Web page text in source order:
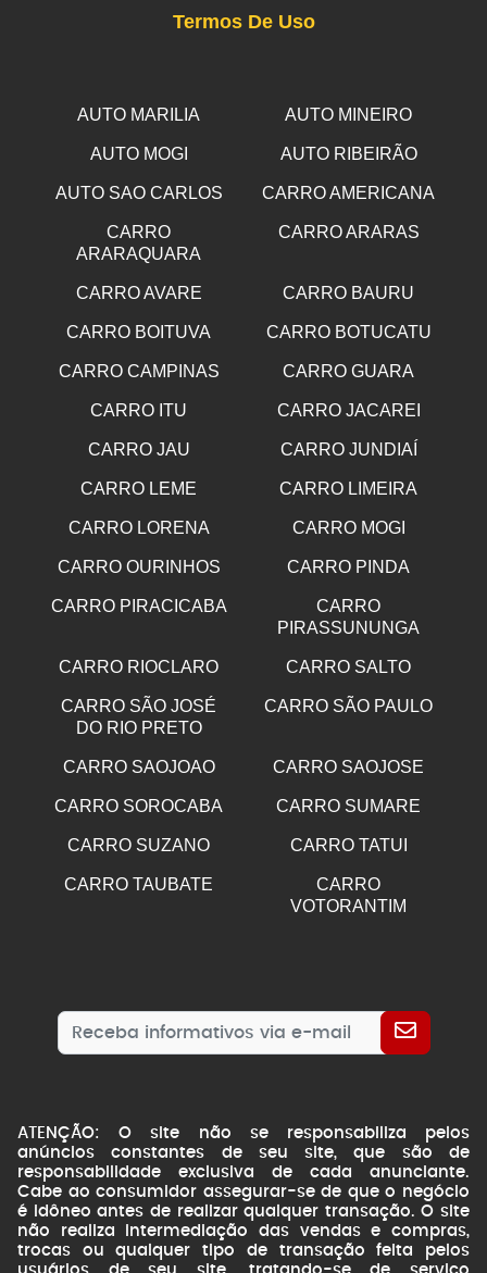
Termos De Uso
AUTO MARILIA AUTO MINEIRO
AUTO MOGI AUTO RIBEIRÃO
AUTO SAO CARLOS CARRO AMERICANA
CARRO
ARARAQUARA
CARRO ARARAS
CARRO AVARE CARRO BAURU
CARRO BOITUVA CARRO BOTUCATU
CARRO CAMPINAS CARRO GUARA
CARRO ITU CARRO JACAREI
CARRO JAU CARRO JUNDIAÍ
CARRO LEME CARRO LIMEIRA
CARRO LORENA CARRO MOGI
CARRO OURINHOS CARRO PINDA
CARRO PIRACICABA
CARRO
PIRASSUNUNGA
CARRO RIOCLARO CARRO SALTO
CARRO SÃO JOSÉ
DO RIO PRETO
CARRO SÃO PAULO
CARRO SAOJOAO CARRO SAOJOSE
CARRO SOROCABA CARRO SUMARE
CARRO SUZANO CARRO TATUI
CARRO TAUBATE
CARRO
VOTORANTIM
ATENÇÃO: O site não se responsabiliza pelos
anúncios constantes de seu site, que são de
responsabilidade exclusiva de cada anunciante.
Cabe ao consumidor assegurar-se de que o negócio
é idôneo antes de realizar qualquer transação. O site
não realiza intermediação das vendas e compras,
trocas ou qualquer tipo de transação feita pelos